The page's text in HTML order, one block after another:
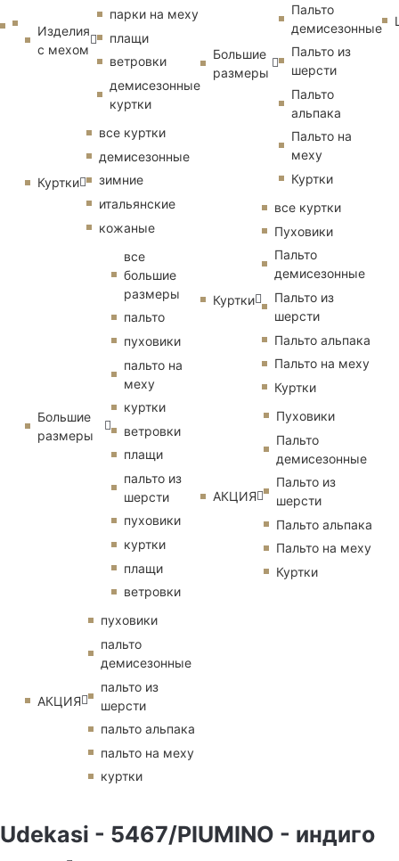
Изделия
с мехом
парки на меху
плащи
ветровки
демисезонные
куртки
Куртки
все куртки
демисезонные
зимние
итальянские
кожаные
Большие
размеры
все
большие
размеры
пальто
пуховики
пальто на
меху
куртки
ветровки
плащи
пальто из
шерсти
пуховики
куртки
плащи
ветровки
АКЦИЯ
пуховики
пальто
демисезонные
пальто из
шерсти
пальто альпака
пальто на меху
куртки
Большие
размеры
Пальто
демисезонные
Пальто из
шерсти
Пальто
альпака
Пальто на
меху
Куртки
Куртки
все куртки
Пуховики
Пальто
демисезонные
Пальто из
шерсти
Пальто альпака
Пальто на меху
Куртки
АКЦИЯ
Пуховики
Пальто
демисезонные
Пальто из
шерсти
Пальто альпака
Пальто на меху
Куртки
Udekasi - 5467/PIUMINO - индиго